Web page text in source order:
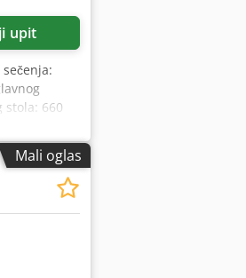
i
upit
sečenja:
stola: 660
testera, u
mogu da
Mali oglas